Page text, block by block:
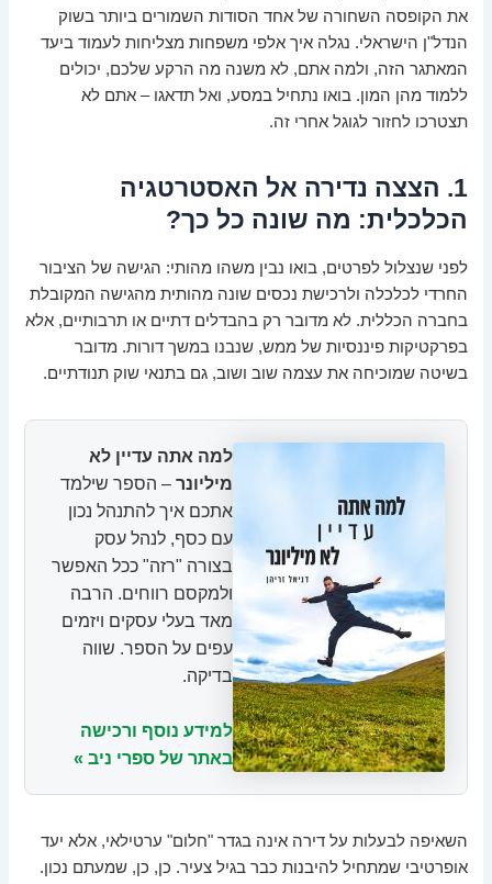
את הקופסה השחורה של אחד הסודות השמורים ביותר בשוק
הנדל"ן הישראלי. נגלה איך אלפי משפחות מצליחות לעמוד ביעד
המאתגר הזה, ולמה אתם, לא משנה מה הרקע שלכם, יכולים
ללמוד מהן המון. בואו נתחיל במסע, ואל תדאגו – אתם לא
תצטרכו לחזור לגוגל אחרי זה.
1. הצצה נדירה אל האסטרטגיה
הכלכלית: מה שונה כל כך?
לפני שנצלול לפרטים, בואו נבין משהו מהותי: הגישה של הציבור
החרדי לכלכלה ולרכישת נכסים שונה מהותית מהגישה המקובלת
בחברה הכללית. לא מדובר רק בהבדלים דתיים או תרבותיים, אלא
בפרקטיקות פיננסיות של ממש, שנבנו במשך דורות. מדובר
בשיטה שמוכיחה את עצמה שוב ושוב, גם בתנאי שוק תנודתיים.
למה אתה עדיין לא
מיליונר – הספר שילמד
אתכם איך להתנהל נכון
עם כסף, לנהל עסק
בצורה "רזה" ככל האפשר
ולמקסם רווחים. הרבה
מאד בעלי עסקים ויזמים
עפים על הספר. שווה
בדיקה.
למידע נוסף ורכישה
באתר של ספרי ניב »
השאיפה לבעלות על דירה אינה בגדר "חלום" ערטילאי, אלא יעד
אופרטיבי שמתחיל להיבנות כבר בגיל צעיר. כן, כן, שמעתם נכון.